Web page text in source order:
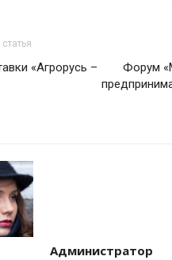
«Агрорусь –
Форум
Администратор